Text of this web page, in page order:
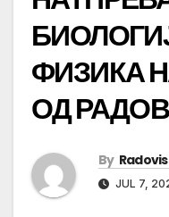
ФИЗИКА
ОД
By
JUL 7,